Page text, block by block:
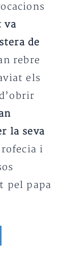
va
de
rebre
els
la seva
i
pel papa